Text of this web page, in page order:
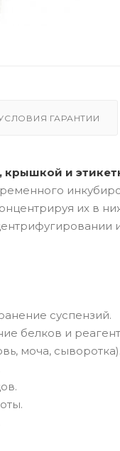
ГАРАНТИИ
крышкой и
их в
суспензий.
белков и
моча, сыворотка).